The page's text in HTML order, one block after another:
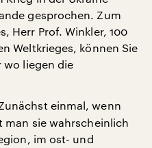
gesprochen. Zum
Herr Prof. Winkler, 100
Weltkrieges, können Sie
wo liegen die
einmal, wenn
man sie wahrscheinlich
im ost- und